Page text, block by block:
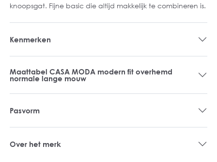
knoopsgat. Fijne basic die altijd makkelijk te combineren is.
Kenmerken
Maattabel CASA MODA modern fit overhemd
normale lange mouw
Pasvorm
Over het merk